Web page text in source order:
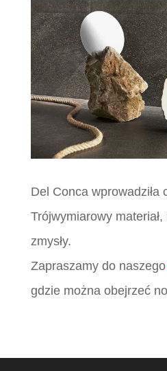
Del Conca wprowadziła
Trójwymiarowy
zmysły.
Zapraszamy do naszego
gdzie można obejrzeć